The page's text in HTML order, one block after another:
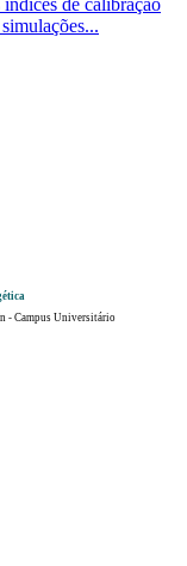
- Campus Universitário